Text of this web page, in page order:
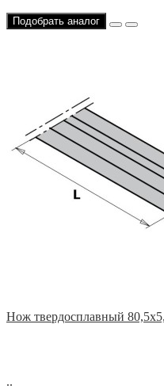
Подобрать аналог
Нож твердосплавный
..